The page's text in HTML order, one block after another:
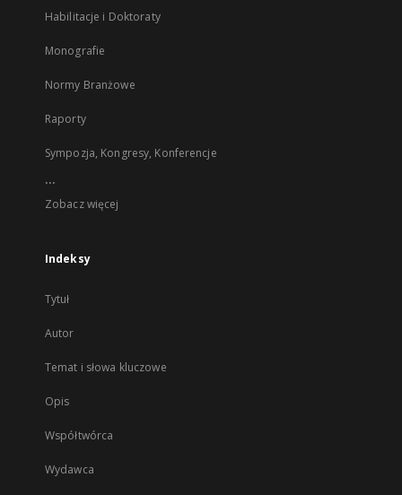
Habilitacje i Doktoraty
Monografie
Normy Branżowe
Raporty
Sympozja, Kongresy, Konferencje
...
Zobacz więcej
Indeksy
Tytuł
Autor
Temat i słowa kluczowe
Opis
Współtwórca
Wydawca